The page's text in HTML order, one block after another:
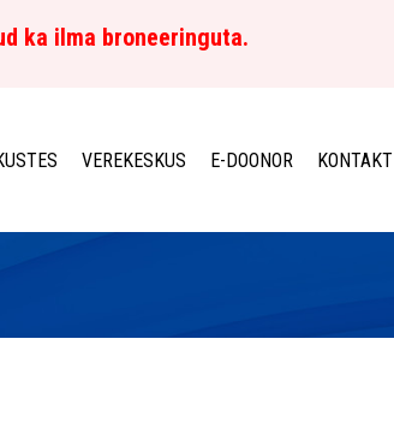
ka ilma broneeringuta.
VEREKESKUS E-DOONOR KONTAKT